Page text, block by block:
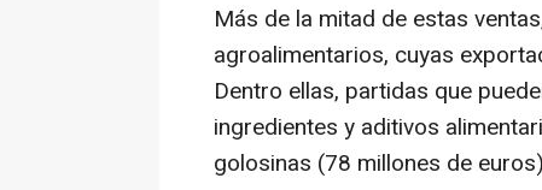
Más de la mitad de estas
agroalimentarios, cuyas
Dentro ellas, partidas que
ingredientes y aditivos
golosinas (78 millones de